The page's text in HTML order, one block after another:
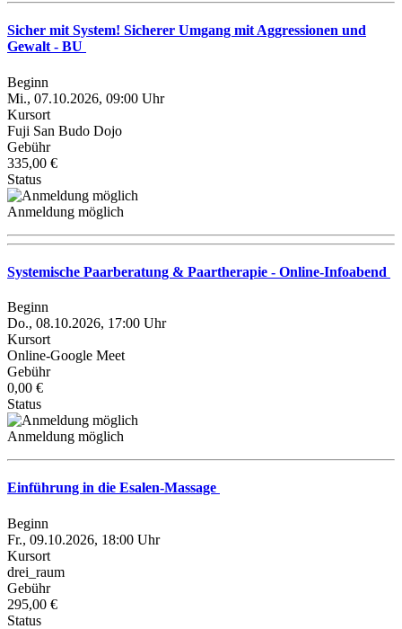
Sicher mit System! Sicherer Umgang mit Aggressionen und
Gewalt - BU
Beginn
Mi., 07.10.2026, 09:00 Uhr
Kursort
Fuji San Budo Dojo
Gebühr
335,00 €
Status
Anmeldung möglich
Systemische Paarberatung & Paartherapie - Online-Infoabend
Beginn
Do., 08.10.2026, 17:00 Uhr
Kursort
Online-Google Meet
Gebühr
0,00 €
Status
Anmeldung möglich
Einführung in die Esalen-Massage
Beginn
Fr., 09.10.2026, 18:00 Uhr
Kursort
drei_raum
Gebühr
295,00 €
Status